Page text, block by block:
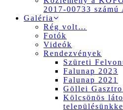
2017-00733 számú
Galéria
Rég volt…
Fotók
Videók
Rendezvények
Szüreti
Falunap 2023
Falunap 2021
Göllei
Kölcsönös